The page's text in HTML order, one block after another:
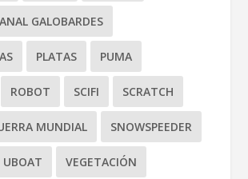
GALOBARDES
PLATAS PUMA
ROBOT SCIFI SCRATCH
MUNDIAL SNOWSPEEDER
UBOAT VEGETACIÓN